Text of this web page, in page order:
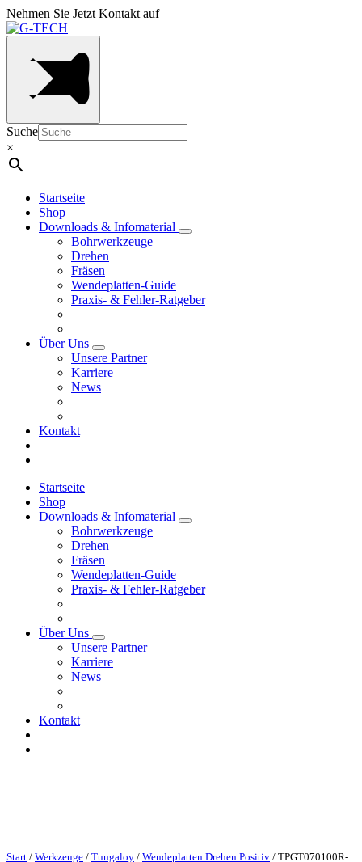
Nehmen Sie Jetzt Kontakt auf
Suche
×
Startseite
Shop
Downloads & Infomaterial
Bohrwerkzeuge
Drehen
Fräsen
Wendeplatten-Guide
Praxis- & Fehler-Ratgeber
Über Uns
Unsere Partner
Karriere
News
Kontakt
Startseite
Shop
Downloads & Infomaterial
Bohrwerkzeuge
Drehen
Fräsen
Wendeplatten-Guide
Praxis- & Fehler-Ratgeber
Über Uns
Unsere Partner
Karriere
News
Kontakt
Start / Werkzeuge / Tungaloy / Wendeplatten Drehen Positiv / TPGT070100R-